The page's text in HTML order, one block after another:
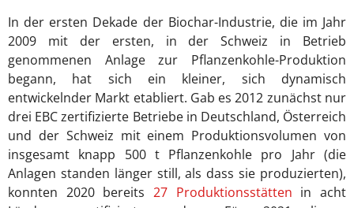
In der ersten Dekade der Biochar-Industrie, die im Jahr
2009 mit der ersten, in der Schweiz in Betrieb
genommenen Anlage zur Pflanzenkohle-Produktion
begann, hat sich ein kleiner, sich dynamisch
entwickelnder Markt etabliert. Gab es 2012 zunächst nur
drei EBC zertifizierte Betriebe in Deutschland, Österreich
und der Schweiz mit einem Produktionsvolumen von
insgesamt knapp 500 t Pflanzenkohle pro Jahr (die
Anlagen standen länger still, als dass sie produzierten),
konnten 2020 bereits 27 Produktionsstätten in acht